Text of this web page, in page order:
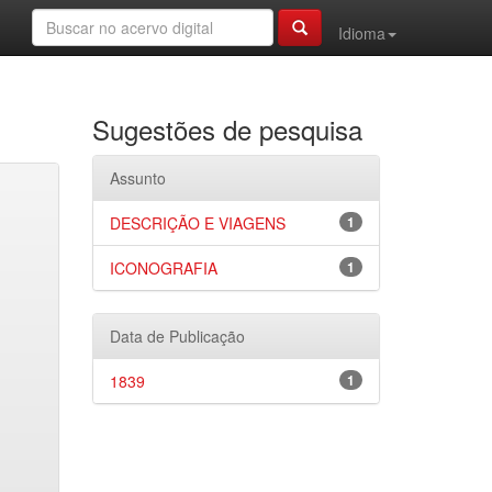
Idioma
Sugestões de pesquisa
Assunto
1
DESCRIÇÃO E VIAGENS
1
ICONOGRAFIA
Data de Publicação
1
1839